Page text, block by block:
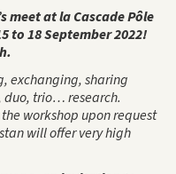
meet at la Cascade Pôle
to 18 September 2022!
exchanging, sharing
duo, trio… research.
workshop upon request
will offer very high